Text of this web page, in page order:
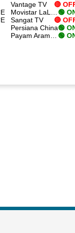
Vantage TV
🔴
🟢
Sangat TV
🔴
Persiana China🟢
🟢